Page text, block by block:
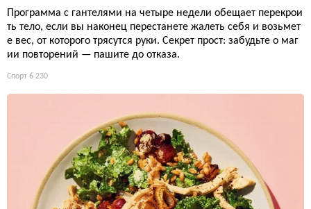
Программа с гантелями на четыре недели обещает перекрои
ть тело, если вы наконец перестанете жалеть себя и возьмет
е вес, от которого трясутся руки. Секрет прост: забудьте о маг
ии повторений — пашите до отказа.
Спорт 6 230